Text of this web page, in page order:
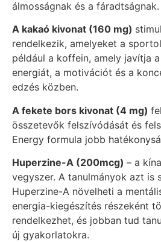
álmosságnak és a fáradtságnak.
A kakaó kivonat (160 mg)
rendelkezik, amelyeket a
például a koffein, amely javítja
energiát, a motivációt és a
edzés közben.
A fekete bors kivonat (4 mg)
összetevők felszívódását és
Energy formula jobb
Huperzine-A (200mcg) – a
vegyszer. A tanulmányok azt is
Huperzine-A növelheti a
energia-kiegészítés részeként
rendelkezhet, és jobban tud
új gyakorlatokra.